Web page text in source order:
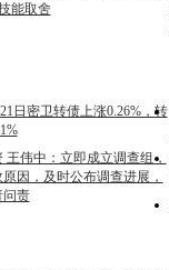
能取舍
日密卫转债上涨0.26%，转
王伟中：立即成立调查组，
因，及时公布调查进展，
问责